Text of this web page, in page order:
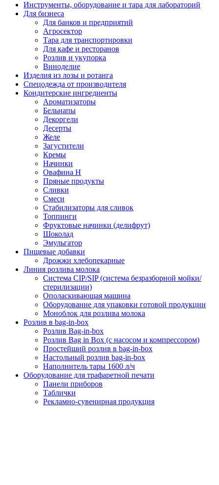
Инструменты, оборудование и тара для лабораторий
Для бизнеса
Для банков и предприятий
Агросектор
Тара для транспортировки
Для кафе и ресторанов
Розлив и укупорка
Виноделие
Изделия из лозы и ротанга
Спецодежда от производителя
Кондитерские ингредиенты
Ароматизаторы
Бельнапы
Декоргели
Десерты
Желe
Загустители
Кремы
Начинки
Овафина Н
Пряные продукты
Сливки
Смеси
Стабилизаторы для сливок
Топпинги
Фруктовые начинки (делифрут)
Шоколад
Эмульгатор
Пищевые добавки
Дрожжи хлебопекарные
Линия розлива молока
Система CIP/SIP (система безразборной мойки/
стерилизации)
Ополаскивающая машина
Оборудование для упаковки готовой продукции
Моноблок для розлива молока
Розлив в bag-in-box
Розлив Bag-in-box
Розлив Bag in Box (с насосом и компрессором)
Простейший розлив в bag-in-box
Настольный розлив bag-in-box
Наполнитель тары 1600 л/ч
Оборудование для трафаретной печати
Панели приборов
Таблички
Рекламно-сувенирная продукция